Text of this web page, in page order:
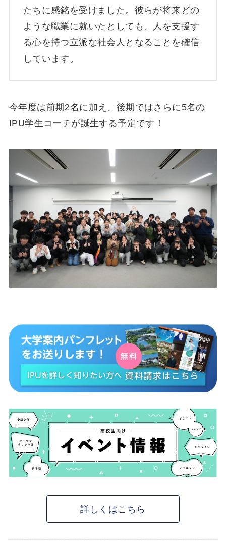
たちに感銘を受けました。彼らが将来どの
ような職業に就いたとしても、人を支援す
る心を持つ立派な社会人となることを確信
しています。
今年度は前期2名に加え、後期ではさらに5名の
IPU学生コーチが誕生する予定です！
詳しくはこちら